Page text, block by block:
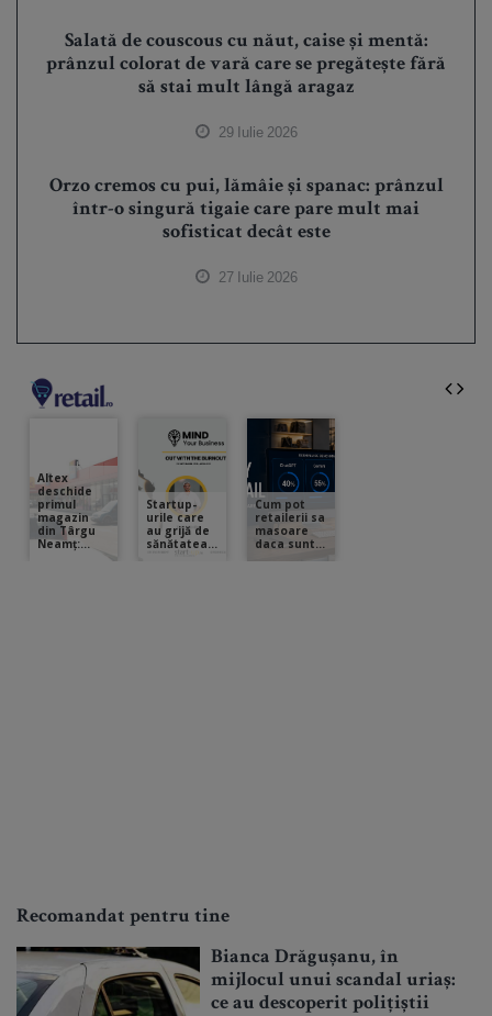
Salată de couscous cu năut, caise și mentă:
prânzul colorat de vară care se pregătește fără
să stai mult lângă aragaz
29 Iulie 2026
Orzo cremos cu pui, lămâie și spanac: prânzul
într-o singură tigaie care pare mult mai
sofisticat decât este
27 Iulie 2026
Recomandat pentru tine
Bianca Drăgușanu, în
mijlocul unui scandal uriaș:
ce au descoperit polițiștii